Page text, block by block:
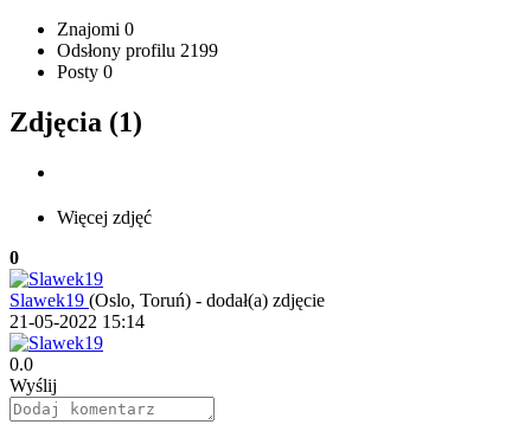
Znajomi 0
Odsłony profilu 2199
Posty 0
Zdjęcia (1)
Więcej zdjęć
0
Slawek19 (Oslo, Toruń) - dodał(a) zdjęcie
21-05-2022 15:14
0.0
Wyślij